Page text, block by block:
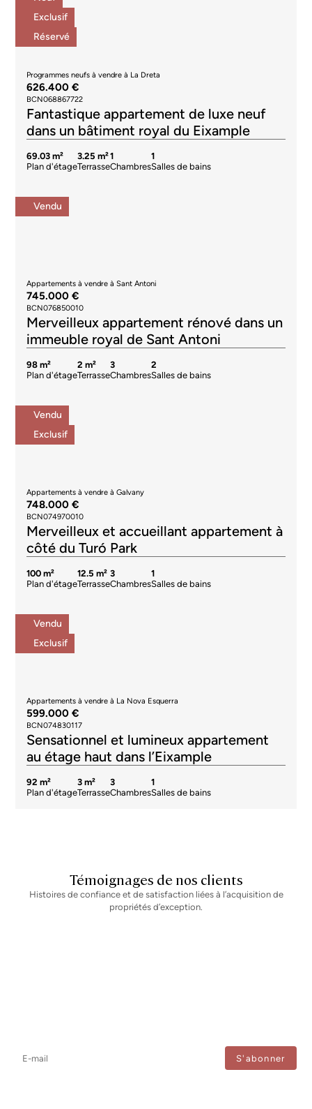
Exclusif
Réservé
Programmes neufs à vendre à La Dreta
626.400 €
BCN068867722
Fantastique appartement de luxe neuf
dans un bâtiment royal du Eixample
69.03 m²
Plan d'étage
3.25 m²
Terrasse
1
Chambres
1
Salles de bains
Vendu
Appartements à vendre à Sant Antoni
745.000 €
BCN076850010
Merveilleux appartement rénové dans un
immeuble royal de Sant Antoni
98 m²
Plan d'étage
2 m²
Terrasse
3
Chambres
2
Salles de bains
Vendu
Exclusif
Appartements à vendre à Galvany
748.000 €
BCN074970010
Merveilleux et accueillant appartement à
côté du Turó Park
100 m²
Plan d'étage
12.5 m²
Terrasse
3
Chambres
1
Salles de bains
Vendu
Exclusif
Appartements à vendre à La Nova Esquerra
599.000 €
BCN074830117
Sensationnel et lumineux appartement
au étage haut dans l’Eixample
92 m²
Plan d'étage
3 m²
Terrasse
3
Chambres
1
Salles de bains
Témoignages de nos clients
Histoires de confiance et de satisfaction liées à l’acquisition de
propriétés d’exception.